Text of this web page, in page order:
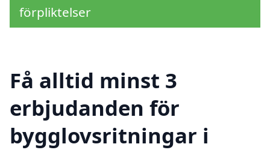
förpliktelser
Få alltid minst 3
erbjudanden för
bygglovsritningar i